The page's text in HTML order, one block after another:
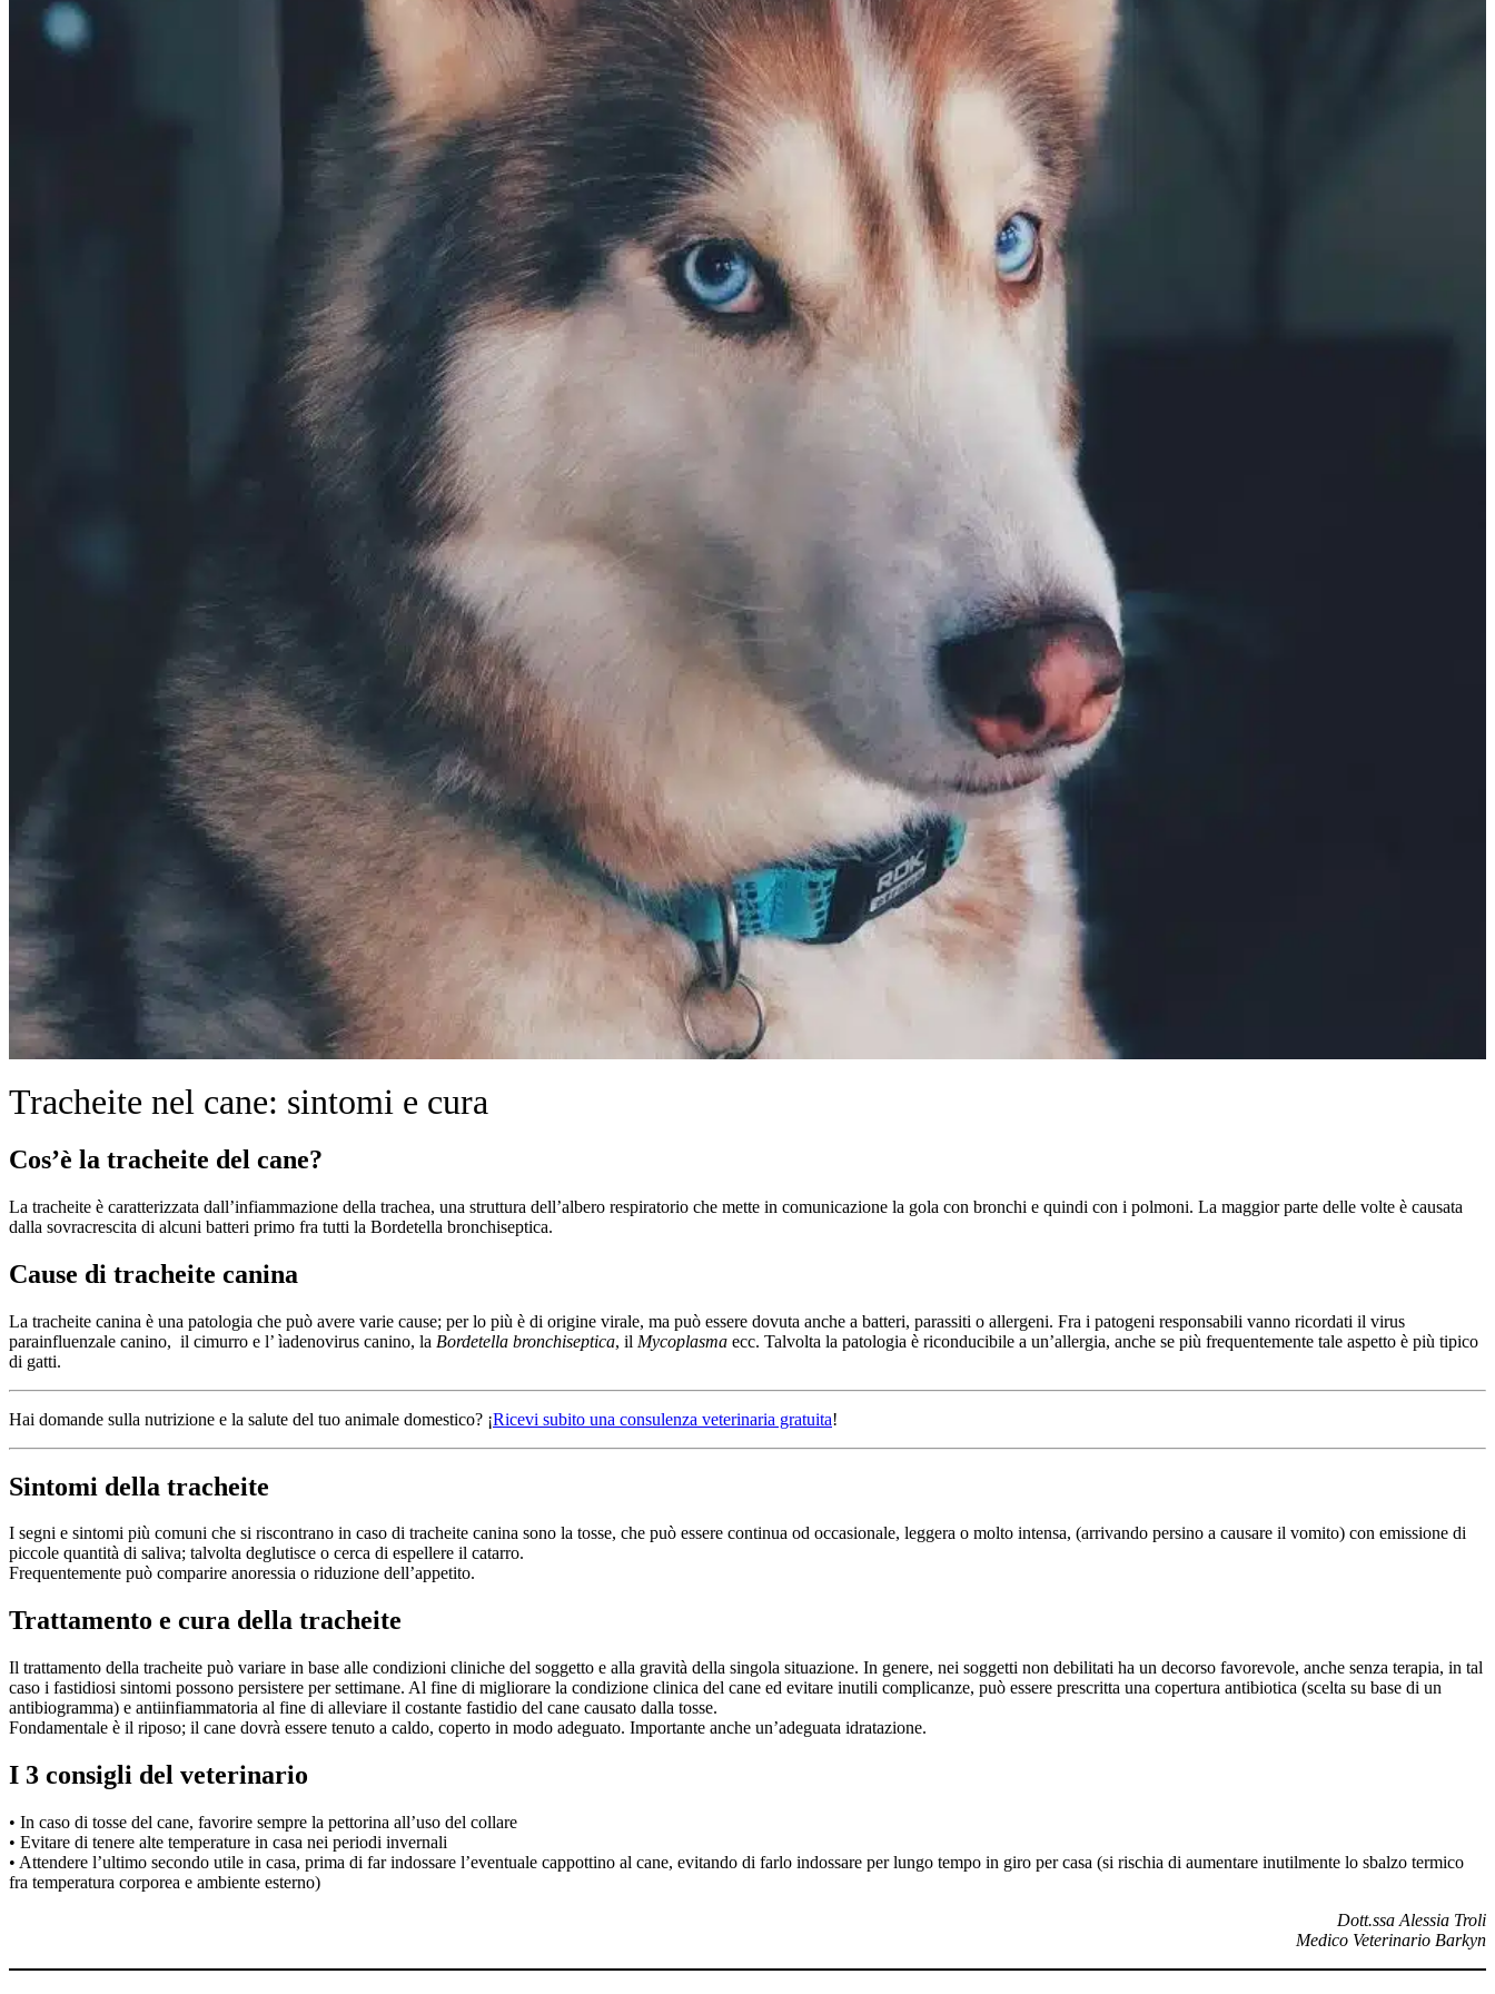
Tracheite nel cane: sintomi e cura
Cos’è la tracheite del cane?
La tracheite è caratterizzata dall’infiammazione della trachea, una struttura dell’albero respiratorio che mette in comunicazione la gola con bronchi e quindi con i polmoni. La maggior parte delle volte è causata
dalla sovracrescita di alcuni batteri primo fra tutti la Bordetella bronchiseptica.
Cause di tracheite canina
La tracheite canina è una patologia che può avere varie cause; per lo più è di origine virale, ma può essere dovuta anche a batteri, parassiti o allergeni. Fra i patogeni responsabili vanno ricordati il virus
parainfluenzale canino, il cimurro e l’ ìadenovirus canino, la Bordetella bronchiseptica, il Mycoplasma ecc. Talvolta la patologia è riconducibile a un’allergia, anche se più frequentemente tale aspetto è più tipico
di gatti.
Hai domande sulla nutrizione e la salute del tuo animale domestico? ¡Ricevi subito una consulenza veterinaria gratuita!
Sintomi della tracheite
I segni e sintomi più comuni che si riscontrano in caso di tracheite canina sono la tosse, che può essere continua od occasionale, leggera o molto intensa, (arrivando persino a causare il vomito) con emissione di
piccole quantità di saliva; talvolta deglutisce o cerca di espellere il catarro.
Frequentemente può comparire anoressia o riduzione dell’appetito.
Trattamento e cura della tracheite
Il trattamento della tracheite può variare in base alle condizioni cliniche del soggetto e alla gravità della singola situazione. In genere, nei soggetti non debilitati ha un decorso favorevole, anche senza terapia, in tal
caso i fastidiosi sintomi possono persistere per settimane. Al fine di migliorare la condizione clinica del cane ed evitare inutili complicanze, può essere prescritta una copertura antibiotica (scelta su base di un
antibiogramma) e antiinfiammatoria al fine di alleviare il costante fastidio del cane causato dalla tosse.
Fondamentale è il riposo; il cane dovrà essere tenuto a caldo, coperto in modo adeguato. Importante anche un’adeguata idratazione.
I 3 consigli del veterinario
• In caso di tosse del cane, favorire sempre la pettorina all’uso del collare
• Evitare di tenere alte temperature in casa nei periodi invernali
• Attendere l’ultimo secondo utile in casa, prima di far indossare l’eventuale cappottino al cane, evitando di farlo indossare per lungo tempo in giro per casa (si rischia di aumentare inutilmente lo sbalzo termico
fra temperatura corporea e ambiente esterno)
Dott.ssa Alessia Troli
Medico Veterinario Barkyn